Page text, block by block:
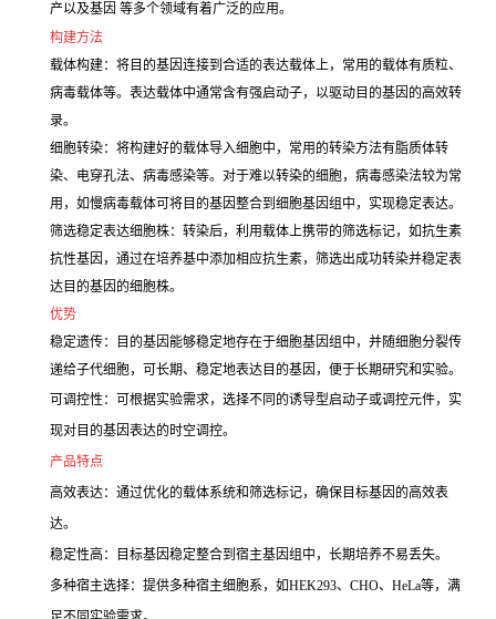
产以及基因 等多个领域有着广泛的应用。
构建方法
载体构建：将目的基因连接到合适的表达载体上，常用的载体有质粒、
病毒载体等。表达载体中通常含有强启动子，以驱动目的基因的高效转
录。
细胞转染：将构建好的载体导入细胞中，常用的转染方法有脂质体转
染、电穿孔法、病毒感染等。对于难以转染的细胞，病毒感染法较为常
用，如慢病毒载体可将目的基因整合到细胞基因组中，实现稳定表达。
筛选稳定表达细胞株：转染后，利用载体上携带的筛选标记，如抗生素
抗性基因，通过在培养基中添加相应抗生素，筛选出成功转染并稳定表
达目的基因的细胞株。
优势
稳定遗传：目的基因能够稳定地存在于细胞基因组中，并随细胞分裂传
递给子代细胞，可长期、稳定地表达目的基因，便于长期研究和实验。
可调控性：可根据实验需求，选择不同的诱导型启动子或调控元件，实
现对目的基因表达的时空调控。
产品特点
高效表达：通过优化的载体系统和筛选标记，确保目标基因的高效表
达。
稳定性高：目标基因稳定整合到宿主基因组中，长期培养不易丢失。
多种宿主选择：提供多种宿主细胞系，如HEK293、CHO、HeLa等，满